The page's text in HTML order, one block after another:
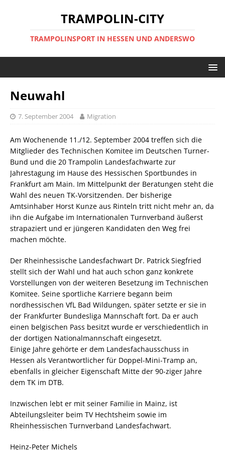
TRAMPOLIN-CITY
TRAMPOLINSPORT IN HESSEN UND ANDERSWO
Neuwahl
7. September 2004 Migration
Am Wochenende 11./12. September 2004 treffen sich die
Mitglieder des Technischen Komitee im Deutschen Turner-
Bund und die 20 Trampolin Landesfachwarte zur
Jahrestagung im Hause des Hessischen Sportbundes in
Frankfurt am Main. Im Mittelpunkt der Beratungen steht die
Wahl des neuen TK-Vorsitzenden. Der bisherige
Amtsinhaber Horst Kunze aus Rinteln tritt nicht mehr an, da
ihn die Aufgabe im Internationalen Turnverband äußerst
strapaziert und er jüngeren Kandidaten den Weg frei
machen möchte.
Der Rheinhessische Landesfachwart Dr. Patrick Siegfried
stellt sich der Wahl und hat auch schon ganz konkrete
Vorstellungen von der weiteren Besetzung im Technischen
Komitee. Seine sportliche Karriere begann beim
nordhessischen VfL Bad Wildungen, später setzte er sie in
der Frankfurter Bundesliga Mannschaft fort. Da er auch
einen belgischen Pass besitzt wurde er verschiedentlich in
der dortigen Nationalmannschaft eingesetzt.
Einige Jahre gehörte er dem Landesfachausschuss in
Hessen als Verantwortlicher für Doppel-Mini-Tramp an,
ebenfalls in gleicher Eigenschaft Mitte der 90-ziger Jahre
dem TK im DTB.
Inzwischen lebt er mit seiner Familie in Mainz, ist
Abteilungsleiter beim TV Hechtsheim sowie im
Rheinhessischen Turnverband Landesfachwart.
Heinz-Peter Michels